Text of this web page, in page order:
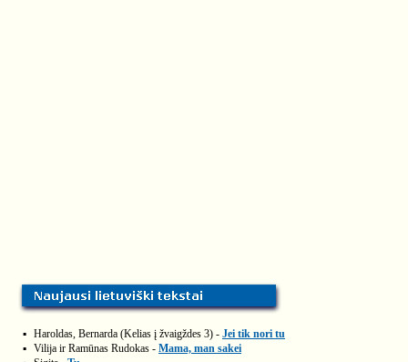
▪ Haroldas, Bernarda (Kelias į žvaigždes 3) - Jei tik nori tu
▪ Vilija ir Ramūnas Rudokas - Mama, man sakei